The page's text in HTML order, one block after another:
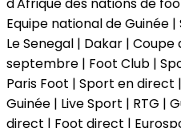
d'Afrique des nations de
Equipe national de Guinée
Le Senegal | Dakar |
septembre | Foot Club |
Paris Foot | Sport en direct
Guinée | Live Sport | RTG |
direct | Foot direct |